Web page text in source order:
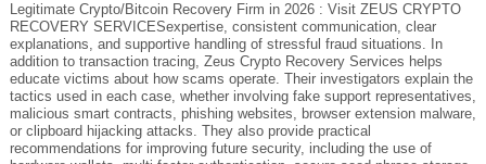
Legitimate Crypto/Bitcoin Recovery Firm in 2026 : Visit ZEUS CRYPTO
RECOVERY SERVICESexpertise, consistent communication, clear
explanations, and supportive handling of stressful fraud situations. In
addition to transaction tracing, Zeus Crypto Recovery Services helps
educate victims about how scams operate. Their investigators explain the
tactics used in each case, whether involving fake support representatives,
malicious smart contracts, phishing websites, browser extension malware,
or clipboard hijacking attacks. They also provide practical
recommendations for improving future security, including the use of